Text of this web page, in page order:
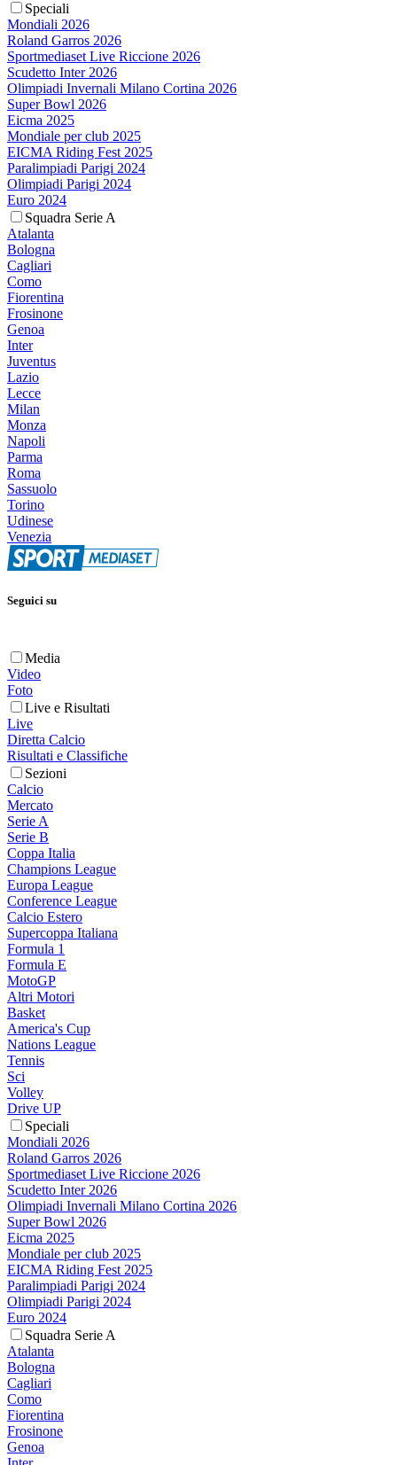
Speciali
Mondiali 2026
Roland Garros 2026
Sportmediaset Live Riccione 2026
Scudetto Inter 2026
Olimpiadi Invernali Milano Cortina 2026
Super Bowl 2026
Eicma 2025
Mondiale per club 2025
EICMA Riding Fest 2025
Paralimpiadi Parigi 2024
Olimpiadi Parigi 2024
Euro 2024
Squadra Serie A
Atalanta
Bologna
Cagliari
Como
Fiorentina
Frosinone
Genoa
Inter
Juventus
Lazio
Lecce
Milan
Monza
Napoli
Parma
Roma
Sassuolo
Torino
Udinese
Venezia
Seguici su
Media
Video
Foto
Live e Risultati
Live
Diretta Calcio
Risultati e Classifiche
Sezioni
Calcio
Mercato
Serie A
Serie B
Coppa Italia
Champions League
Europa League
Conference League
Calcio Estero
Supercoppa Italiana
Formula 1
Formula E
MotoGP
Altri Motori
Basket
America's Cup
Nations League
Tennis
Sci
Volley
Drive UP
Speciali
Mondiali 2026
Roland Garros 2026
Sportmediaset Live Riccione 2026
Scudetto Inter 2026
Olimpiadi Invernali Milano Cortina 2026
Super Bowl 2026
Eicma 2025
Mondiale per club 2025
EICMA Riding Fest 2025
Paralimpiadi Parigi 2024
Olimpiadi Parigi 2024
Euro 2024
Squadra Serie A
Atalanta
Bologna
Cagliari
Como
Fiorentina
Frosinone
Genoa